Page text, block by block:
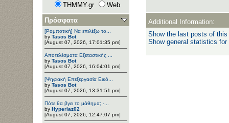
THMMY.gr
Web
Πρόσφατα
[Ρομποτική] Να επιλέξω το...
by Tasos Bot
[August 07, 2026, 17:01:35 pm]
Αποτελέσματα Εξεταστικής ...
by Tasos Bot
[August 07, 2026, 16:04:01 pm]
[Ψηφιακή Επεξεργασία Εικό...
by Tasos Bot
[August 07, 2026, 13:31:51 pm]
Πότε θα βγει το μάθημα; -...
by Hyperlaz02
[August 07, 2026, 12:47:07 pm]
Additional Information:
Show the last posts of this
Show general statistics for